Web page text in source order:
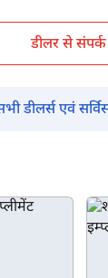
डीलर से
डीलर्स एवं